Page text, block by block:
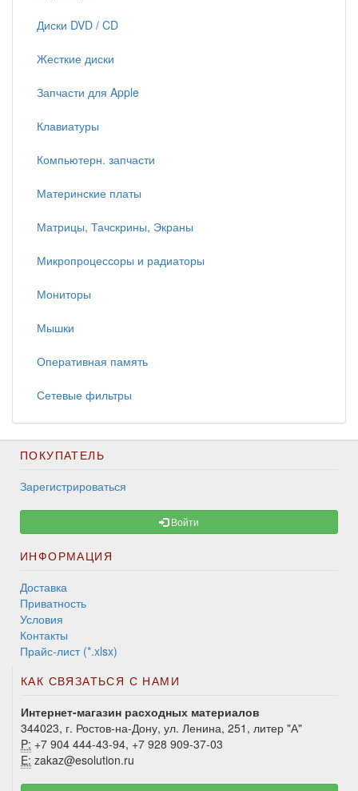
Диски DVD / CD
Жесткие диски
Запчасти для Apple
Клавиатуры
Компьютерн. запчасти
Материнские платы
Матрицы, Тачскрины, Экраны
Микропроцессоры и радиаторы
Мониторы
Мышки
Оперативная память
Сетевые фильтры
ПОКУПАТЕЛЬ
Зарегистрироваться
Войти
ИНФОРМАЦИЯ
Доставка
Приватность
Условия
Контакты
Прайс-лист (*.xlsx)
КАК СВЯЗАТЬСЯ С НАМИ
Интернет-магазин расходных материалов
344023, г. Ростов-на-Дону, ул. Ленина, 251, литер "А"
P: +7 904 444-43-94, +7 928 909-37-03
E: zakaz@esolution.ru